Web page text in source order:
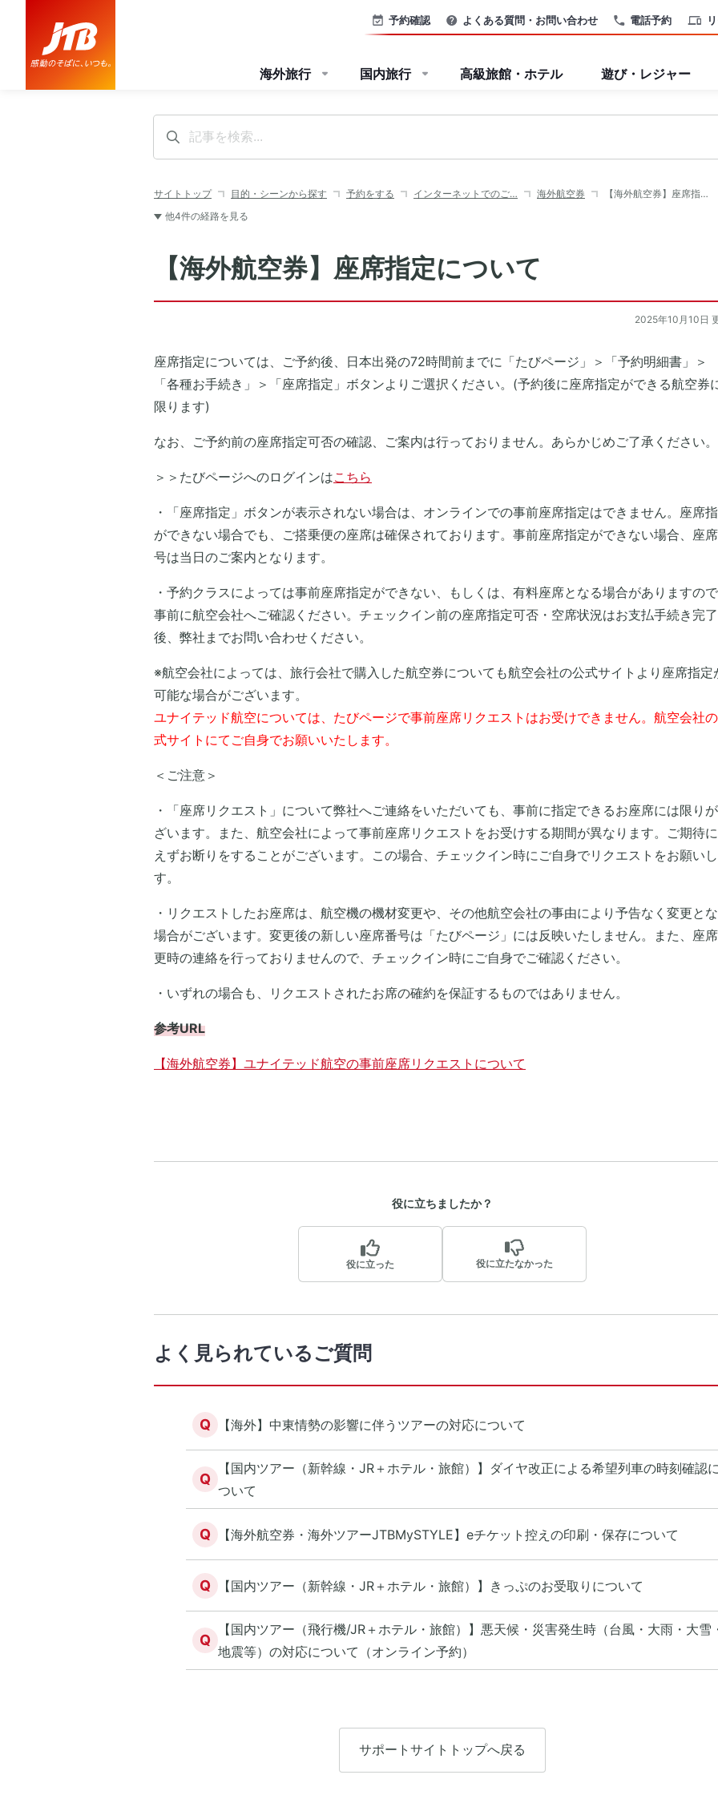
電話予約
予約確認 よくある質問・お問い合わせ
海外旅行 国内旅行 高級旅館・ホテル 遊び・レジャー
サイトトップ 目的・シーンから探す 予約をする インターネットでのご… 海外航空券
【海外航空券】座席指…
他4件の経路を見る
【海外航空券】座席指定について
2025年10月10日
座席指定については、ご予約後、日本出発の72時間前までに「たびページ」＞「予約明細書」＞
「各種お手続き」＞「座席指定」ボタンよりご選択ください。(予約後に座席指定ができる航空券
限ります)
なお、ご予約前の座席指定可否の確認、ご案内は行っておりません。あらかじめご了承ください。
＞＞たびページへのログインはこちら
・「座席指定」ボタンが表示されない場合は、オンラインでの事前座席指定はできません。座席
ができない場合でも、ご搭乗便の座席は確保されております。事前座席指定ができない場合、座
号は当日のご案内となります。
・予約クラスによっては事前座席指定ができない、もしくは、有料座席となる場合がありますので
事前に航空会社へご確認ください。チェックイン前の座席指定可否・空席状況はお支払手続き完了
後、弊社までお問い合わせください。
※航空会社によっては、旅行会社で購入した航空券についても航空会社の公式サイトより座席指定
可能な場合がございます。
ユナイテッド航空については、たびページで事前座席リクエストはお受けできません。航空会社
式サイトにてご自身でお願いいたします。
＜ご注意＞
・「座席リクエスト」について弊社へご連絡をいただいても、事前に指定できるお座席には限り
ざいます。また、航空会社によって事前座席リクエストをお受けする期間が異なります。ご期待
えずお断りをすることがございます。この場合、チェックイン時にご自身でリクエストをお願いし
す。
・リクエストしたお座席は、航空機の機材変更や、その他航空会社の事由により予告なく変更と
場合がございます。変更後の新しい座席番号は「たびページ」には反映いたしません。また、座
更時の連絡を行っておりませんので、チェックイン時にご自身でご確認ください。
・いずれの場合も、リクエストされたお席の確約を保証するものではありません。
参考URL
【海外航空券】ユナイテッド航空の事前座席リクエストについて
役に立ちましたか？
役に立った 役に立たなかった
よく見られているご質問
Q 【海外】中東情勢の影響に伴うツアーの対応について
Q
【国内ツアー（新幹線・JR＋ホテル・旅館）】ダイヤ改正による希望列車の時刻確認
ついて
Q 【海外航空券・海外ツアーJTBMySTYLE】eチケット控えの印刷・保存について
Q 【国内ツアー（新幹線・JR＋ホテル・旅館）】きっぷのお受取りについて
Q
【国内ツアー（飛行機/JR＋ホテル・旅館）】悪天候・災害発生時（台風・大雨・大雪
地震等）の対応について（オンライン予約）
サポートサイトトップへ戻る